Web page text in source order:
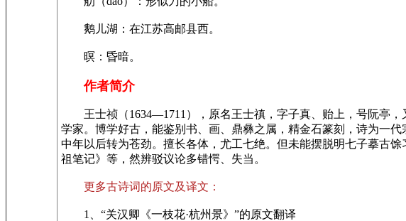
鹅儿湖：在江苏高邮县西。
暝：昏暗。
作者简介
王士祯（1634—1711），原名王士禛，字子真、贻上，号阮亭，
学家。博学好古，能鉴别书、画、鼎彝之属，精金石篆刻，诗为一
中年以后转为苍劲。擅长各体，尤工七绝。但未能摆脱明七子摹古
祖笔记》等，然辨驳议论多错愕、失当。
更多古诗词的原文及译文：
1、“关汉卿《一枝花·杭州景》”的原文翻译